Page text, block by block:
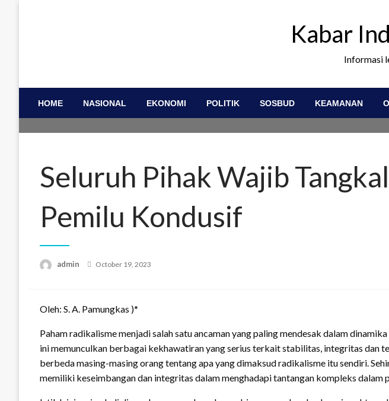
Kabar
Informasi
HOME NASIONAL EKONOMI POLITIK SOSBUD KEAMANAN
Seluruh Pihak Wajib
Pemilu Kondusif
admin
Posted
October 19, 2023
Oleh: S. A. Pamungkas )*
Paham radikalisme menjadi salah satu ancaman yang paling mendesak dalam
ini memunculkan berbagai kekhawatiran yang serius terkait stabilitas, integritas dan
berbeda masing-masing orang tentang apa yang dimaksud radikalisme itu sendiri.
memiliki keseimbangan dan integritas dalam menghadapi tantangan kompleks dalam